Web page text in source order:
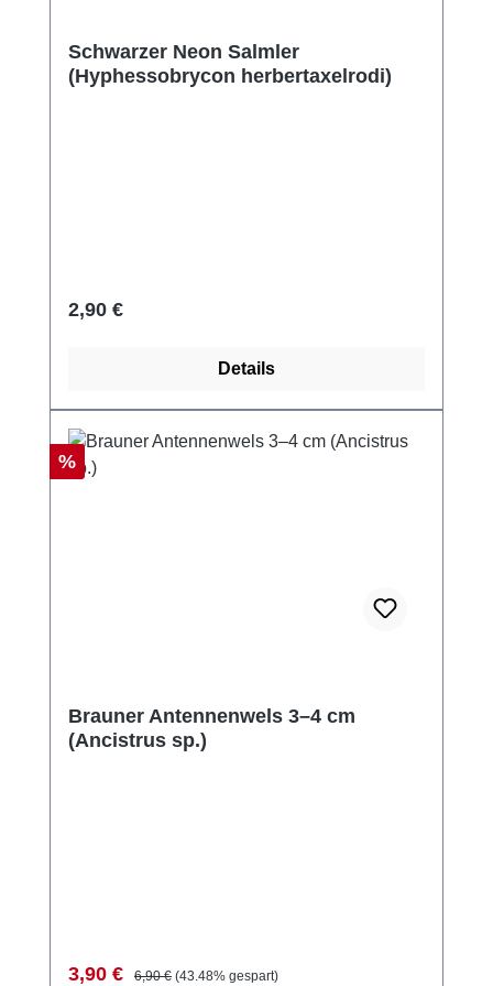
Schwarzer Neon Salmler
(Hyphessobrycon herbertaxelrodi)
Regulärer Preis:
2,90 €
Details
Rabatt
%
Brauner Antennenwels 3–4 cm
(Ancistrus sp.)
Verkaufspreis:
3,90 € Regulärer Preis:
6,90 € (43.48% gespart)